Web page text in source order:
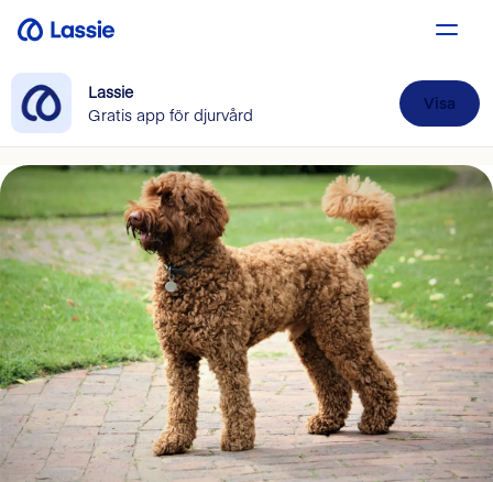
Lassie
Gratis app för djurvård
Visa